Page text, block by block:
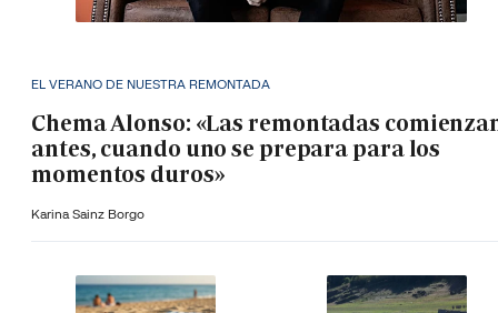
EL VERANO DE NUESTRA REMONTADA
Chema Alonso: «Las remontadas
antes, cuando uno se prepara para los
momentos duros»
Karina Sainz Borgo